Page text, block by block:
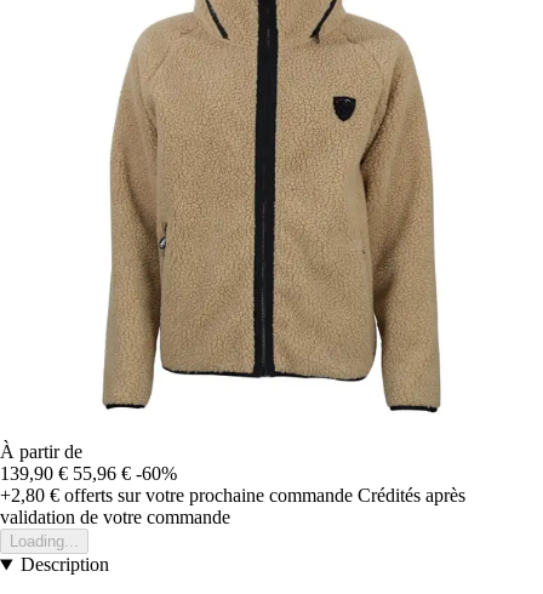
À partir de
139,90 € 55,96 € -60%
+2,80 € offerts sur votre prochaine commande Crédités après
validation de votre commande
Loading...
Description